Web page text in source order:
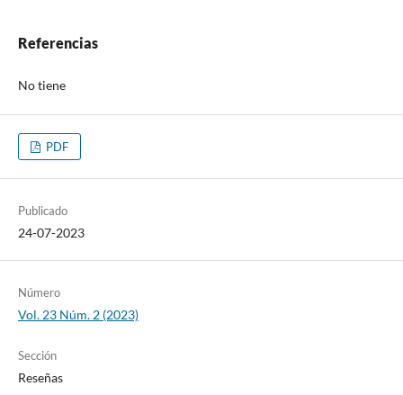
Referencias
No tiene
PDF
Publicado
24-07-2023
Número
Vol. 23 Núm. 2 (2023)
Sección
Reseñas